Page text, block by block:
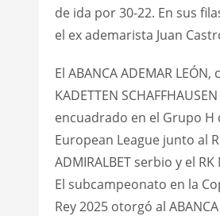
de ida por 30-22. En sus
el ex ademarista Juan
El ABANCA ADEMAR LEÓN,
KADETTEN
encuadrado en el Grupo H
European League junto al
ADMIRALBET serbio y el RK
El subcampeonato en la
Rey 2025 otorgó al